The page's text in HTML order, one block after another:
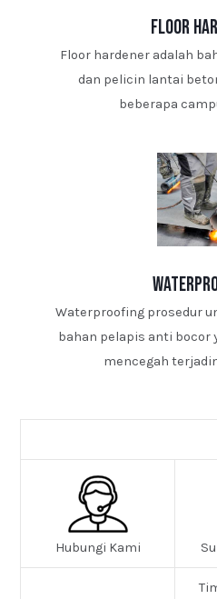
floor
Floor hardener adalah
dan pelicin lantai
beberapa
Waterproofing prosedur
bahan pelapis anti bocor
mencegah
Hubungi Kami